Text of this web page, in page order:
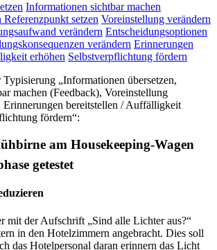
Informationen sichtbar machen
Referenzpunkt setzen Voreinstellung verändern
verändern Entscheidungsoptionen
verändern Erinnerungen
erhöhen Selbstverpflichtung fördern
„Informationen übersetzen,
machen (Feedback), Voreinstellung
Erinnerungen bereitstellen / Auffälligkeit
fördern“:
am Housekeeping-Wagen
getestet
mit der Aufschrift „Sind alle Lichter aus?“
in den Hotelzimmern angebracht. Dies soll
das Hotelpersonal daran erinnern das Licht